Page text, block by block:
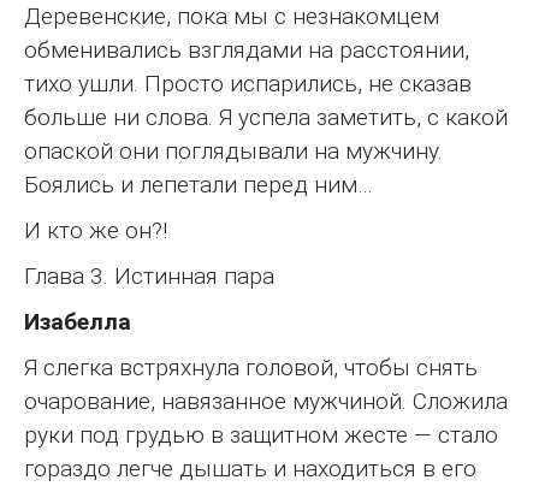
Деревенские, пока мы с незнакомцем
обменивались взглядами на расстоянии,
тихо ушли. Просто испарились, не сказав
больше ни слова. Я успела заметить, с какой
опаской они поглядывали на мужчину.
Боялись и лепетали перед ним…
И кто же он?!
Глава 3. Истинная пара
Изабелла
Я слегка встряхнула головой, чтобы снять
очарование, навязанное мужчиной. Сложила
руки под грудью в защитном жесте — стало
гораздо легче дышать и находиться в его